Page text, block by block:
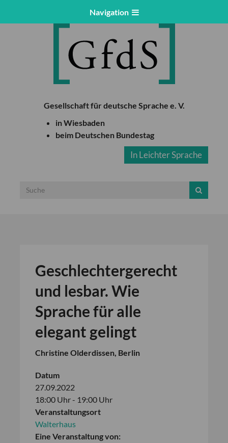
Navigation
Gesellschaft für deutsche Sprache e. V.
in Wiesbaden
beim Deutschen Bundestag
In Leichter Sprache
Geschlechtergerecht
und lesbar. Wie
Sprache für alle
elegant gelingt
Christine Olderdissen, Berlin
Datum
27.09.2022
18:00 Uhr - 19:00 Uhr
Veranstaltungsort
Walterhaus
Eine Veranstaltung von: